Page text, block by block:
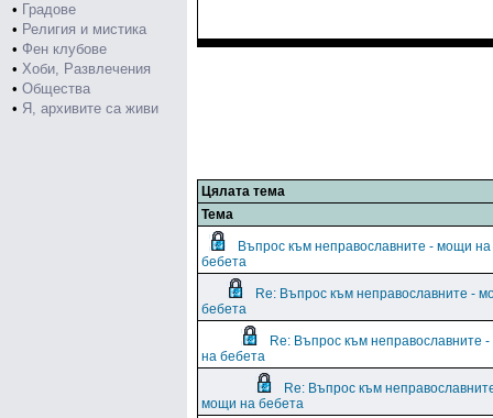
• Градове
• Религия и мистика
• Фен клубове
• Хоби, Развлечения
• Общества
• Я, архивите са живи
Цялата тема
Тема
Въпрос към неправославните - мощи на
бебета
Re: Въпрос към неправославните -
бебета
Re: Въпрос към неправославните
на бебета
Re: Въпрос към
мощи на бебета